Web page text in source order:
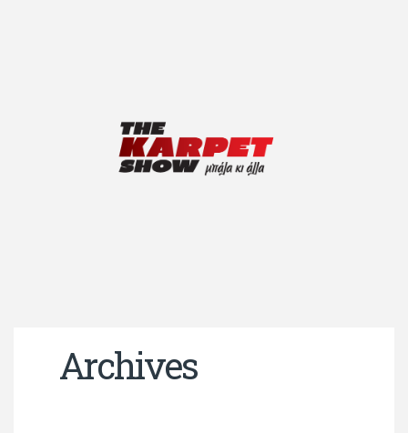
Archives